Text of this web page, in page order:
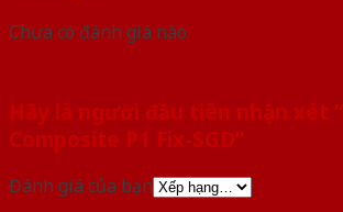
Chưa có đánh giá nào.
Hãy là người đầu tiên nhận xét
Composite P1 Fix-SGD”
Đánh giá của bạn